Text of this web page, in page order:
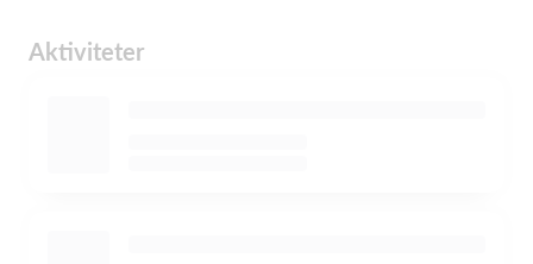
Aktiviteter